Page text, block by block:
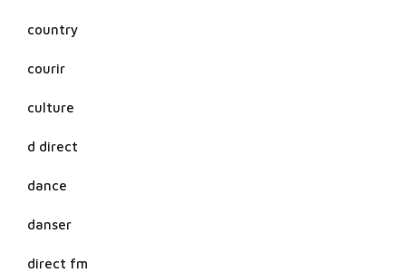
country
courir
culture
d direct
dance
danser
direct fm